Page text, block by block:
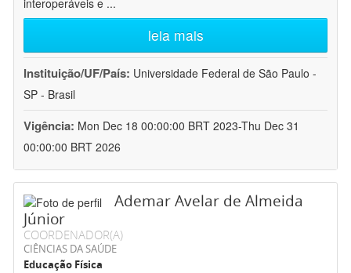
interoperáveis e ...
leia mais
Instituição/UF/País: Universidade Federal de São Paulo -
SP - Brasil
Vigência: Mon Dec 18 00:00:00 BRT 2023-Thu Dec 31
00:00:00 BRT 2026
Ademar Avelar de Almeida
Júnior
COORDENADOR(A)
CIÊNCIAS DA SAÚDE
Educação Física